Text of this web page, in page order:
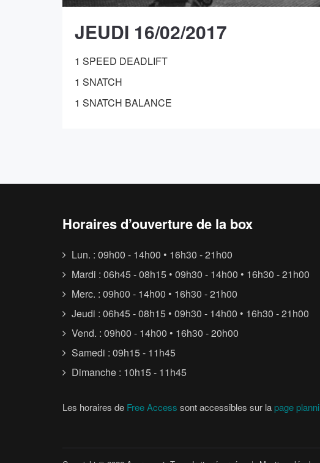
JEUDI 16/02/2017
1 SPEED DEADLIFT
1 SNATCH
1 SNATCH BALANCE
Horaires d’ouverture de la box
Lun. : 09h00 - 14h00 • 16h30 - 21h00
Mardi : 06h45 - 08h15 • 09h30 - 14h00 • 16h30 - 21h00
Merc. : 09h00 - 14h00 • 16h30 - 21h00
Jeudi : 06h45 - 08h15 • 09h30 - 14h00 • 16h30 - 21h00
Vend. : 09h00 - 14h00 • 16h30 - 20h00
Samedi : 09h15 - 11h45
Dimanche : 10h15 - 11h45
Les horaires de Free Access sont accessibles sur la page